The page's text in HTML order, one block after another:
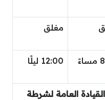
مغلق
12:00 ليلًا
العامة لشرطة